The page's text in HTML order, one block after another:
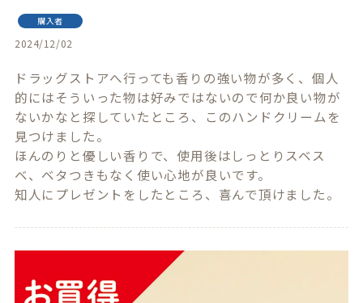
購入者
2024/12/02
ドラッグストアへ行っても香りの強い物が多く、個人
的にはそういった物は好みではないので何か良い物が
ないかなと探していたところ、このハンドクリームを
見つけました。
ほんのりと優しい香りで、使用後はしっとりスベス
ベ、ベタつきもなく使い心地が良いです。
知人にプレゼントをしたところ、喜んで頂けました。